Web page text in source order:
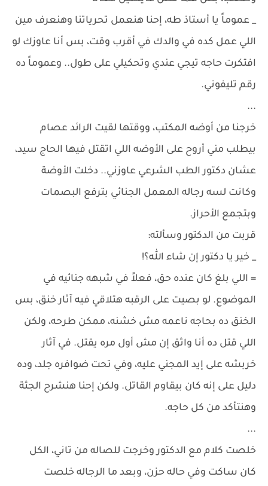
_ عموماً يا أستاذ طه، إحنا هنعمل تحرياتنا وهنعرف مين
اللي عمل كده في والدك في أقرب وقت، بس أنا عاوزك لو
افتكرت حاجه تيجي عندي وتحكيلي على طول.. وعموماً ده
رقم تليفوني.
...
خرجنا من أوضه المكتب، ووقتها لقيت الرائد عصام
بيطلب مني أروح على الأوضه اللي اتقتل فيها الحاج سيد،
عشان دكتور الطب الشرعي عاوزني.. دخلت الأوضة
وكانت لسه رجاله المعمل الجنائي بترفع البصمات
وبتجمع الأحراز.
قربت من الدكتور وسألته:
_ خير يا دكتور إن شاء الله؟!
= اللي بلغ كان عنده حق، فعلاً في شبهه جنائيه في
الموضوع. لو بصيت على الرقبه هتلاقي فيه آثار خنق، بس
الخنق ده بحاجه ناعمه مش خشنه، ممكن طرحه، ولكن
اللي قتل ده أنا واثق إن مش أول مره يقتل. في آثار
خربشه على إيد المجني عليه، وفي تحت ضوافره جلد، وده
دليل على إنه كان بيقاوم القاتل. ولكن إحنا هنشرح الجثة
وهنتأكد من كل حاجه.
...
خلصت كلام مع الدكتور وخرجت للصاله من تاني، الكل
كان ساكت وفي حاله حزن، وبعد ما الرجاله خلصت